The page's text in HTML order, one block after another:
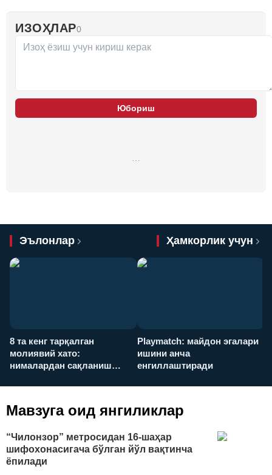
ИЗОҲЛАР0
Юбориш
Эълонлар Ҳамкорлик учун
8 та кенг тарқалган
молиявий хато:
нималардан сақланиш
Playmatch: майдон эгалари
ишини анча
енгиллаштиради
Мавзуга оид янгиликлар
“Чилонзор” метросидан 16-шаҳар
шифохонасигача бўлган йўл вақтинча
ёпилади